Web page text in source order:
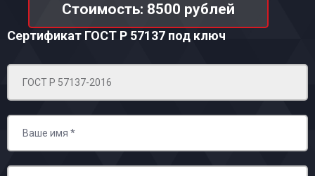
Стоимость: 8500 рублей
Сертификат ГОСТ Р 57137 под ключ